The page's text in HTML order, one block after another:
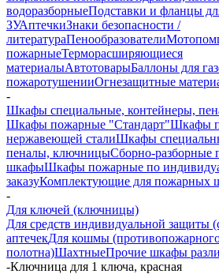
водоразборныеПодставки и фланцы
ЗУАптечкиЗнаки безопасности /
литератураПенообразователи
пожарныеТерморасширяющиеся
материалыАвтотоварыБаллоны для
пожаротушенииОгнезащитные
-
Шкафы специальные, контейнеры,
Шкафы пожарные "Стандарт"Шкафы
нержавеющей сталиШкафы
пеналы, ключницыСборно-разборные
шкафыШкафы пожарные по
заказуКомплектующие для пожарных
-
Для ключей (ключницы)
Для средств индивидуальной защиты
аптечекДля кошмы
полотна)ШахтныеПрочие шкафы
-Ключница для 1 ключа, красная